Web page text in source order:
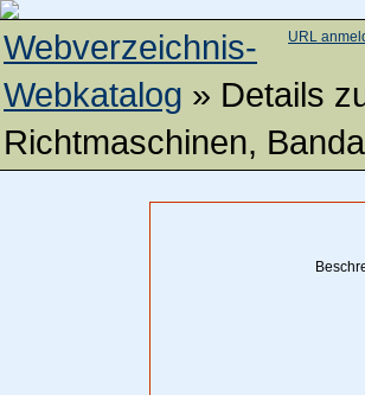
URL
Webverzeichnis-
Webkatalog » Details
Richtmaschinen,